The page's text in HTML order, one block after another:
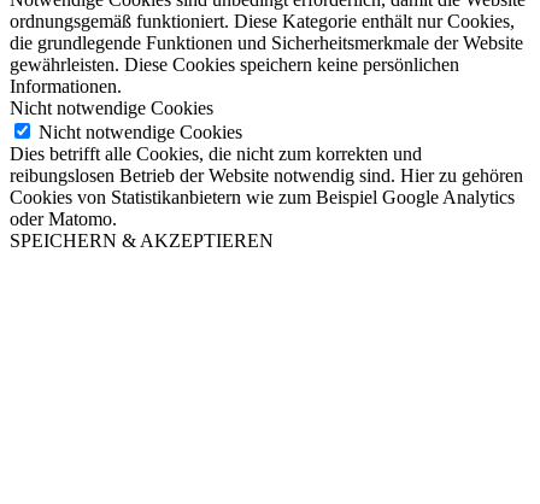
ordnungsgemäß funktioniert. Diese Kategorie enthält nur Cookies,
die grundlegende Funktionen und Sicherheitsmerkmale der Website
gewährleisten. Diese Cookies speichern keine persönlichen
Informationen.
Nicht notwendige Cookies
Nicht notwendige Cookies
Dies betrifft alle Cookies, die nicht zum korrekten und
reibungslosen Betrieb der Website notwendig sind. Hier zu gehören
Cookies von Statistikanbietern wie zum Beispiel Google Analytics
oder Matomo.
SPEICHERN & AKZEPTIEREN